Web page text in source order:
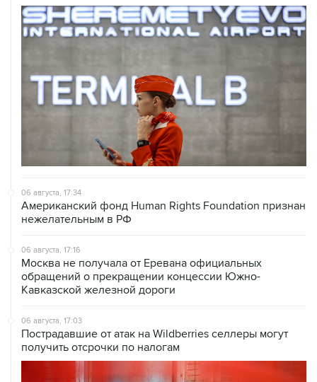
06 августа, 17:34
Американский фонд Human Rights Foundation признан
нежелательным в РФ
06 августа, 17:16
Москва не получала от Еревана официальных
обращений о прекращении концессии Южно-
Кавказской железной дороги
06 августа, 17:03
Пострадавшие от атак на Wildberries селлеры могут
получить отсрочки по налогам